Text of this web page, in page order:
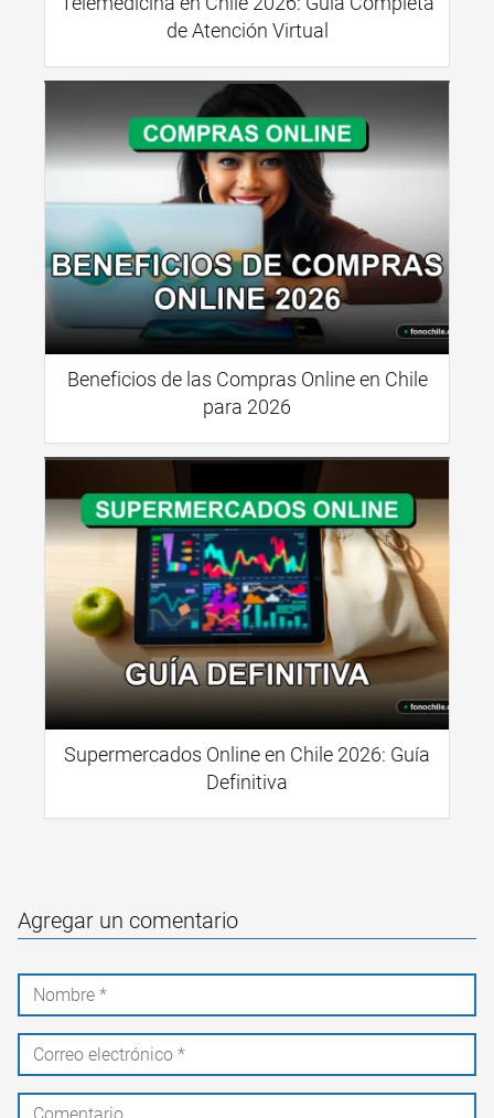
de Atención Virtual
Beneficios de las Compras Online en Chile
para 2026
Supermercados Online en Chile 2026: Guía
Definitiva
Agregar un comentario